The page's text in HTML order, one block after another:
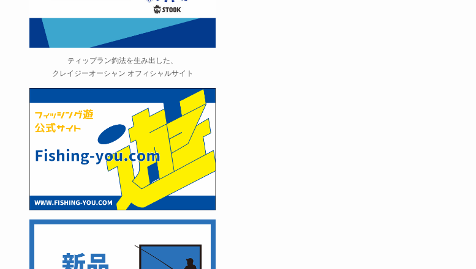
ティップラン釣法を生み出した、
クレイジーオーシャン オフィシャルサイト